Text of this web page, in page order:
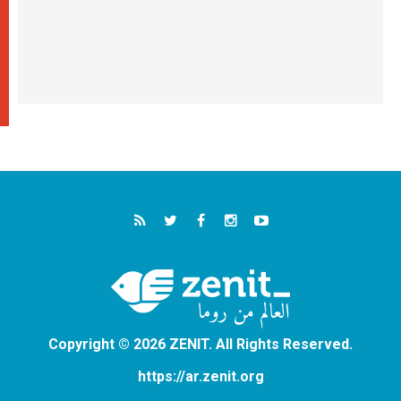
Copyright © 2026 ZENIT. All Rights Reserved.
https://ar.zenit.org